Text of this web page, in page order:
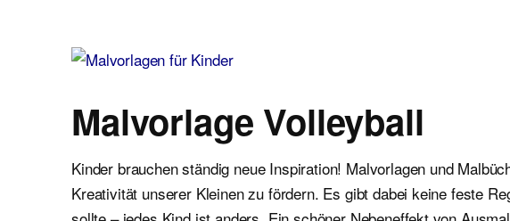
Malvorlage Volleyball
Kinder brauchen ständig neue Inspiration! Malvorlagen und
Kreativität unserer Kleinen zu fördern. Es gibt dabei keine feste